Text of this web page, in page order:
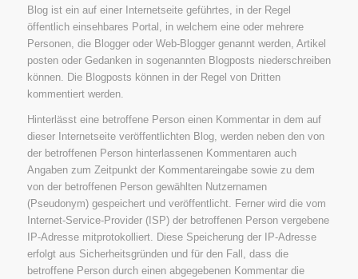
Blog ist ein auf einer Internetseite geführtes, in der Regel
öffentlich einsehbares Portal, in welchem eine oder mehrere
Personen, die Blogger oder Web-Blogger genannt werden, Artikel
posten oder Gedanken in sogenannten Blogposts niederschreiben
können. Die Blogposts können in der Regel von Dritten
kommentiert werden.
Hinterlässt eine betroffene Person einen Kommentar in dem auf
dieser Internetseite veröffentlichten Blog, werden neben den von
der betroffenen Person hinterlassenen Kommentaren auch
Angaben zum Zeitpunkt der Kommentareingabe sowie zu dem
von der betroffenen Person gewählten Nutzernamen
(Pseudonym) gespeichert und veröffentlicht. Ferner wird die vom
Internet-Service-Provider (ISP) der betroffenen Person vergebene
IP-Adresse mitprotokolliert. Diese Speicherung der IP-Adresse
erfolgt aus Sicherheitsgründen und für den Fall, dass die
betroffene Person durch einen abgegebenen Kommentar die